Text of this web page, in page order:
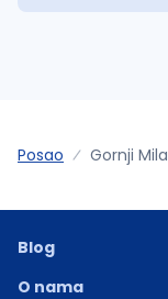
Posao Gornji
Blog
O nama